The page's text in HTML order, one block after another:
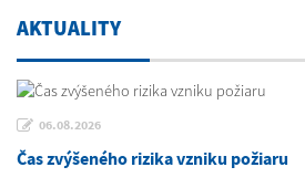
AKTUALITY
06.08.2026
Čas zvýšeného rizika vzniku požiaru